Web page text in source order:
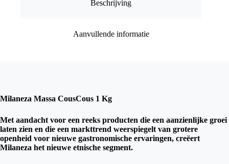
Beschrijving
Aanvullende informatie
Milaneza Massa CousCous 1 Kg
Met aandacht voor een reeks producten die een aanzienlijke groei
laten zien en die een markttrend weerspiegelt van grotere
openheid voor nieuwe gastronomische ervaringen, creëert
Milaneza het nieuwe etnische segment.